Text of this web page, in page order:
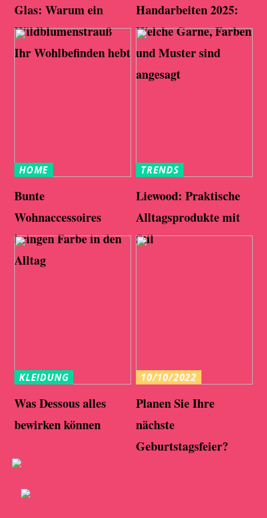
Glas: Warum ein
Wildblumenstrauß
Ihr Wohlbefinden hebt
Handarbeiten 2025:
Welche Garne, Farben
und Muster sind
angesagt
HOME
Bunte
Wohnaccessoires
bringen Farbe in den
Alltag
TRENDS
Liewood: Praktische
Alltagsprodukte mit
Stil
KLEIDUNG
Was Dessous alles
bewirken können
10/10/2022
Planen Sie Ihre
nächste
Geburtstagsfeier?